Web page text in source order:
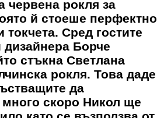
червена рокля за
й стоеше перфектно
токчета. Сред гостите
дизайнера Борче
стъкна Светлана
рокля. Това даде
да
много скоро Никол ще